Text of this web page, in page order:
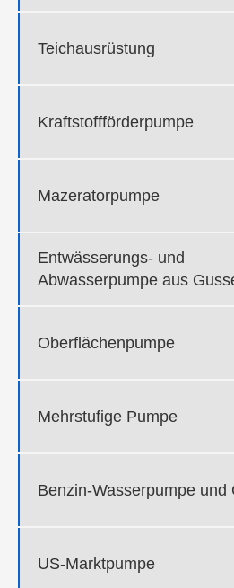
Teichausrüstung
Kraftstoffförderpumpe
Mazeratorpumpe
Entwässerungs- und
Abwasserpumpe aus
Oberflächenpumpe
Mehrstufige Pumpe
Benzin-Wasserpumpe und
US-Marktpumpe